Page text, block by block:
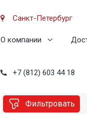
Санкт-Петербург
О компании
+7 (812) 603 44 18
Фильтровать